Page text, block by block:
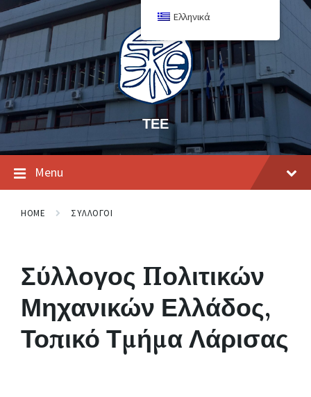
ΤΕΕ
Menu
HOME ΣΥΛΛΟΓΟΙ
Σύλλογος Πολιτικών
Μηχανικών Ελλάδος,
Τοπικό Τμήμα Λάρισας
Ελληνικά